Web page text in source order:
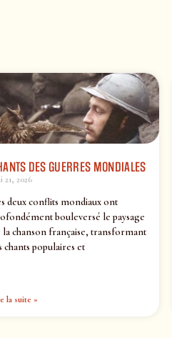
DES GUERRES MONDIALES
21, 2026
deux conflits mondiaux ont
bouleversé le paysage
la chanson française, transformant
chants populaires et
la suite »